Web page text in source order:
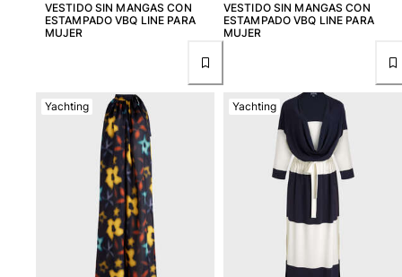
Ver todo Bebé
Ver todo Accesorios
Sombreros y Gorras
Gorra
Gorro
Ver todo Sombreros y Gorras
Toallas & pareo
VESTIDO SIN MANGAS CON
ESTAMPADO VBQ LINE PARA
MUJER
VESTIDO SIN MANGAS CON
ESTAMPADO VBQ LINE PARA
MUJER
Yachting Yachting